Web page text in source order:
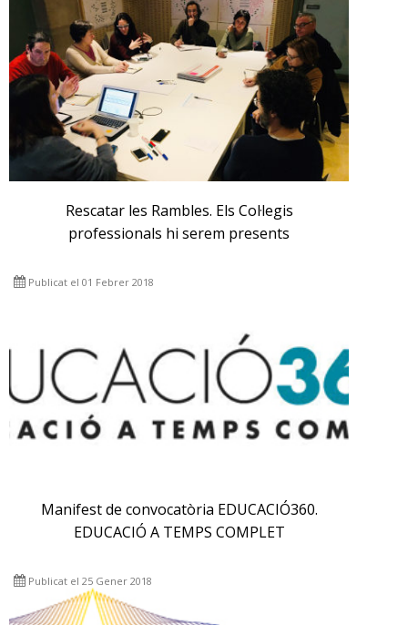
Rescatar les Rambles. Els Col·legis
professionals hi serem presents
Publicat el 01 Febrer 2018
Manifest de convocatòria EDUCACIÓ360.
EDUCACIÓ A TEMPS COMPLET
Publicat el 25 Gener 2018